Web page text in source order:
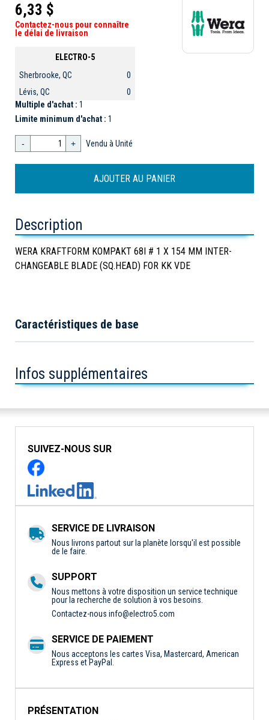
6,33 $
Contactez-nous pour connaître
le délai de livraison
ELECTRO-5
Sherbrooke, QC
0
Lévis, QC
0
Multiple d'achat : 1
Limite minimum d'achat : 1
- + Vendu à Unité
Description
WERA KRAFTFORM KOMPAKT 68I # 1 X 154 MM INTER-
CHANGEABLE BLADE (SQ.HEAD) FOR KK VDE
Caractéristiques de base
Infos supplémentaires
SUIVEZ-NOUS SUR
SERVICE DE LIVRAISON
Nous livrons partout sur la planète lorsqu'il est possible
de le faire.
SUPPORT
Nous mettons à votre disposition un service technique
pour la recherche de solution à vos besoins.
Contactez-nous info@electro5.com
SERVICE DE PAIEMENT
Nous acceptons les cartes Visa, Mastercard, American
Express et PayPal.
PRÉSENTATION